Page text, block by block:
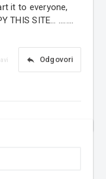
it to everyone,
THIS SITE… ........
reply Odgovori